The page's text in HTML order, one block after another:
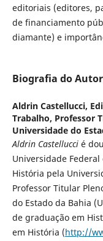
editoriais (editores,
de financiamento
diamante) e
Biografia do Autor
Aldrin Castellucci,
Trabalho, Professor
Universidade do
Aldrin Castelluccié
Universidade Federal
História pela
Professor Titular
do Estado da Bahia
de graduação em
em História (http://